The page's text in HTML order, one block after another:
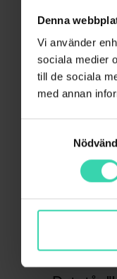
Denna
Vi använder
sociala medier
till de sociala
med annan
Hur gör
Hur
Jag kan
Installera